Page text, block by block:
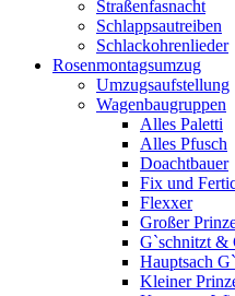
Straßenfasnacht
Schlappsautreiben
Schlackohrenlieder
Rosenmontagsumzug
Umzugsaufstellung
Wagenbaugruppen
Alles Paletti
Alles Pfusch
Doachtbauer
Fix und
Flexxer
Großer
Gˋschnitzt &
Hauptsach
Kleiner